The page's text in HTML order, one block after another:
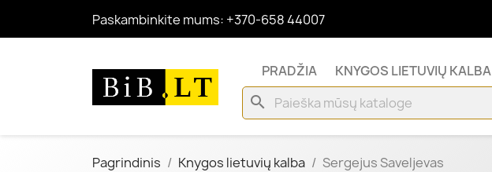
Paskambinkite mums: +370-658 44007
PRADŽIA KNYGOS LIETUVIŲ KALBA
search
Pagrindinis Knygos lietuvių kalba Sergejus Saveljevas